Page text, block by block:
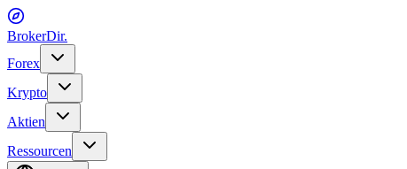
BrokerDir.
Forex
Krypto
Aktien
Ressourcen